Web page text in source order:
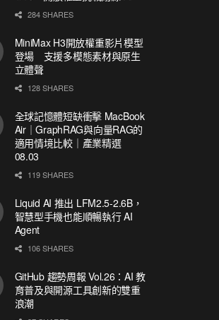
284 SHARES
MiniMax H3開放權重影片模型
登場 支援多模態素材與原生
立體聲
128 SHARES
全球記憶體短缺衝擊 MacBook
Air｜GraphRAG與向量RAG的
適用情境比較｜產業精選
08.03
119 SHARES
Liquid AI 推出 LFM2.5-2.6B，
智慧型手機也能順暢執行 AI
Agent
106 SHARES
GitHub 趨勢周報 Vol.26：AI 教
育普及與開源工具創新的雙重
浪潮